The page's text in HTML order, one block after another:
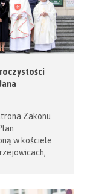
Zakonu
w kościele
spotkanie